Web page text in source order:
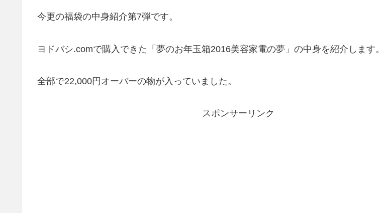
今更の福袋の中身紹介第7弾です。
ヨドバシ.comで購入できた「夢のお年玉箱2016美容家電の夢」の中身を紹介します。
全部で22,000円オーバーの物が入っていました。
スポンサーリンク